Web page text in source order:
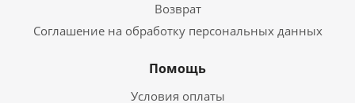
Возврат
Соглашение на обработку персональных данных
Помощь
Условия оплаты